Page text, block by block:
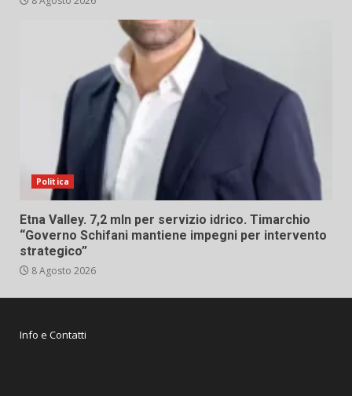
Politica
Etna Valley. 7,2 mln per servizio idrico. Timarchio
“Governo Schifani mantiene impegni per intervento
strategico”
8 Agosto 2026
Info e Contatti